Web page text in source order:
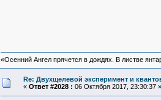
«Осенний Ангел прячется в дождях. В листве
Re: Двухщелевой эксперимент и
« Ответ #2028 : 06 Октября 2017, 23:30:37 »